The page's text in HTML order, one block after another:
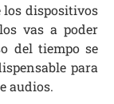
los dispositivos
vas a poder
del tiempo se
para
audios.